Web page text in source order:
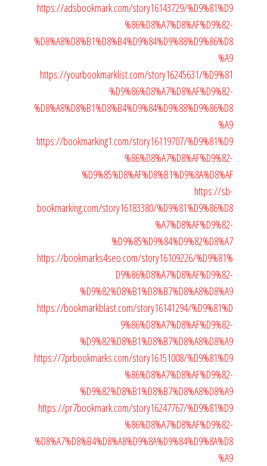
https://adsbookmark.com/story16143729/%D9%81%D9
%86%D8%A7%D8%AF%D9%82-
%D8%A8%D8%B1%D8%B4%D9%84%D9%88%D9%86%D8
%A9
https://yourbookmarklist.com/story16245631/%D9%81
%D9%86%D8%A7%D8%AF%D9%82-
%D8%A8%D8%B1%D8%B4%D9%84%D9%88%D9%86%D8
%A9
https://bookmarking1.com/story16119707/%D9%81%D9
%86%D8%A7%D8%AF%D9%82-
%D9%85%D8%AF%D8%B1%D9%8A%D8%AF
https://sb-
bookmarking.com/story16183380/%D9%81%D9%86%D8
%A7%D8%AF%D9%82-
%D9%85%D9%84%D9%82%D8%A7
https://bookmarks4seo.com/story16109226/%D9%81%
D9%86%D8%A7%D8%AF%D9%82-
%D9%82%D8%B1%D8%B7%D8%A8%D8%A9
https://bookmarkblast.com/story16141294/%D9%81%D
9%86%D8%A7%D8%AF%D9%82-
%D9%82%D8%B1%D8%B7%D8%A8%D8%A9
https://7prbookmarks.com/story16151008/%D9%81%D9
%86%D8%A7%D8%AF%D9%82-
%D9%82%D8%B1%D8%B7%D8%A8%D8%A9
https://pr7bookmark.com/story16247767/%D9%81%D9
%86%D8%A7%D8%AF%D9%82-
%D8%A7%D8%B4%D8%A8%D9%8A%D9%84%D9%8A%D8
%A9